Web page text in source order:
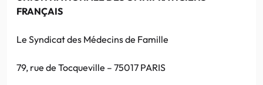
FRANÇAIS
Le Syndicat des Médecins de Famille
79, rue de Tocqueville – 75017 PARIS